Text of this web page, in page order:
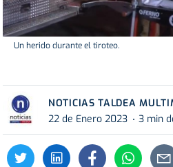
Un herido durante el tiroteo.
NOTICIAS TALDEA
22 de Enero 2023
3 min